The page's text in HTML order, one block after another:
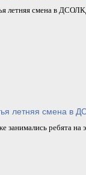
летняя смена в
летняя смена в
занимались ребята на